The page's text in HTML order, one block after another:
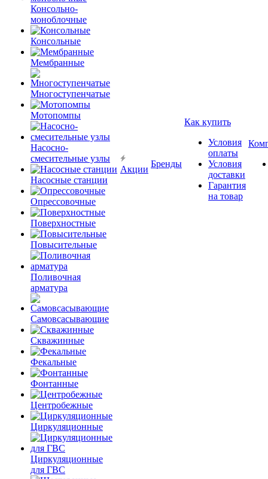
Консольно-
моноблочные
Консольные
Мембранные
Многоступенчатые
Мотопомпы
Насосно-
смесительные узлы
Насосные станции
Опрессовочные
Поверхностные
Повысительные
Поливочная
арматура
Самовсасывающие
Скважинные
Фекальные
Фонтанные
Центробежные
Циркуляционные
Циркуляционные
для ГВС
Акции
Бренды
Как купить
Условия
оплаты
Условия
доставки
Гарантия
на товар